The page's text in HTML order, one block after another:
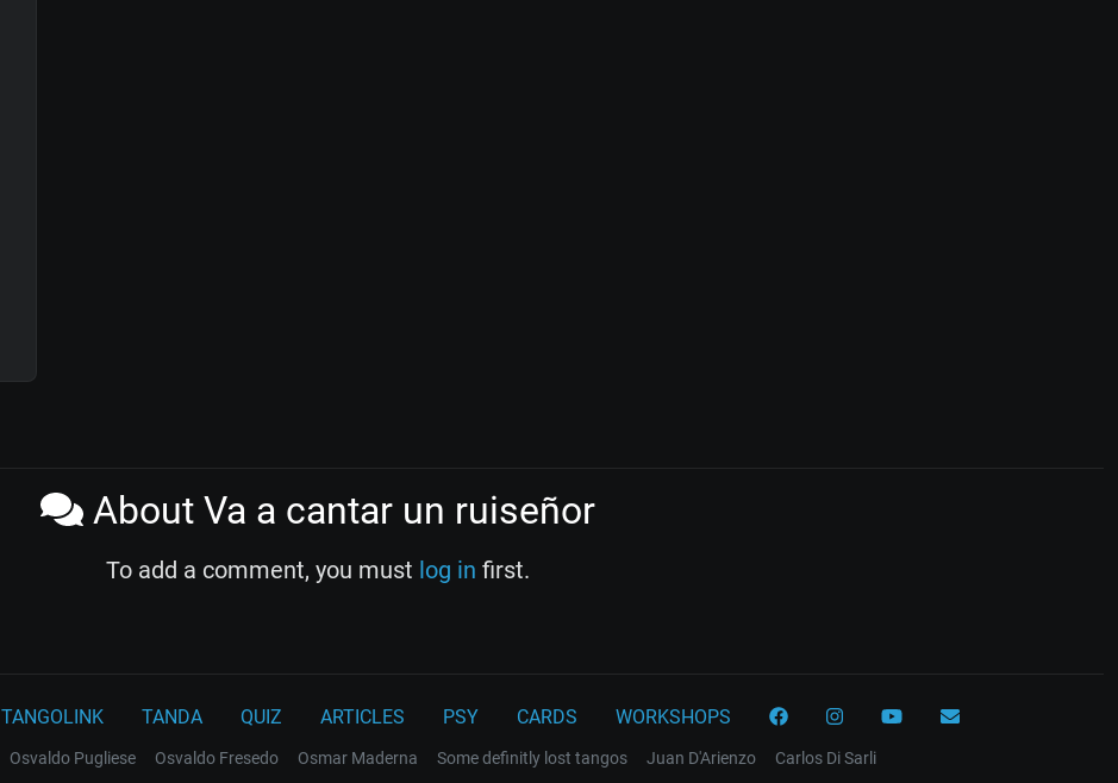
About Va a cantar un ruiseñor
To add a comment, you must log in first.
TANGOLINK TANDA QUIZ ARTICLES PSY CARDS WORKSHOPS
Osvaldo Pugliese Osvaldo Fresedo Osmar Maderna Some definitly lost tangos Juan D'Arienzo Carlos Di Sarli